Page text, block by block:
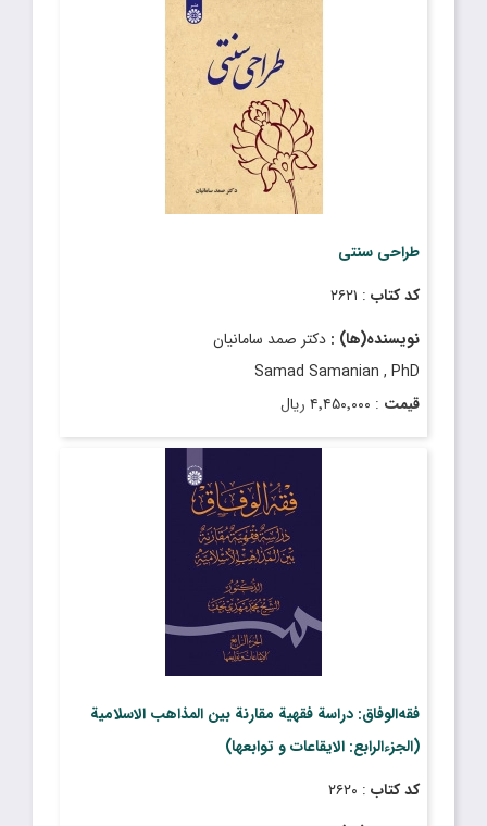
طراحی سنتی
کد کتاب : ۲۶۲۱
نویسنده(ها) : دکتر صمد سامانیان
Samad Samanian , PhD
قیمت : ۴٬۴۵۰٬۰۰۰ ریال
: شهریور ۱۴۰۴
فقه‌الوفاق: دراسة فقهیة مقارنة بین‌ المذاهب الاسلامیة
(الجزءالرابع: الایقاعات و توابعها)
کد کتاب : ۲۶۲۰